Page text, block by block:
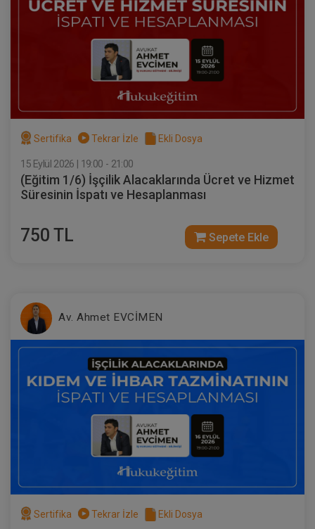
Tekrar İzle
VII. TİCARET HUKUKU KONGRESİ (Erken
Kayıt İndirimli)
480
1000 TL Sepete Ekle
Sertifika Tekrar İzle Ekli Dosya
15 Eylül 2026 | 19:00 - 21:00
(Eğitim 1/6) İşçilik Alacaklarında Ücret ve Hizmet
Süresinin İspatı ve Hesaplanması
750 TL Sepete Ekle
Av. Ahmet EVCİMEN
Sertifika Tekrar İzle Ekli Dosya